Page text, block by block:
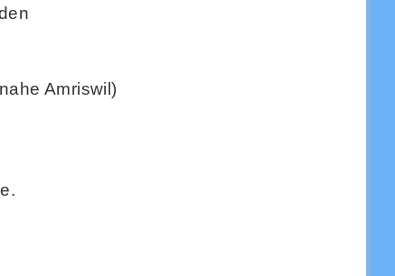
Amriswil)